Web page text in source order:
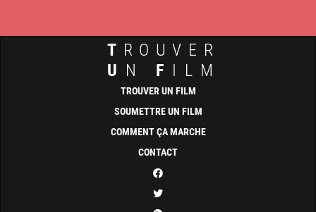
T ROUVER
U N F ILM
TROUVER UN FILM
SOUMETTRE UN FILM
COMMENT ÇA MARCHE
CONTACT